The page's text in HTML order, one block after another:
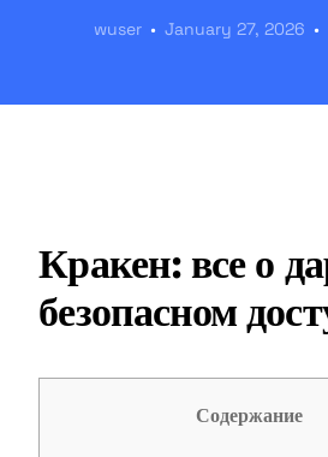
wuser January 27, 2026
Кракен: все о
безопасном
Содержание